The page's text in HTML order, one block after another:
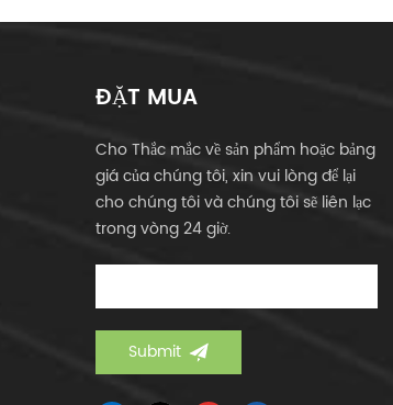
ĐẶT MUA
Cho Thắc mắc về sản phẩm hoặc bảng
giá của chúng tôi, xin vui lòng để lại
cho chúng tôi và chúng tôi sẽ liên lạc
trong vòng 24 giờ.